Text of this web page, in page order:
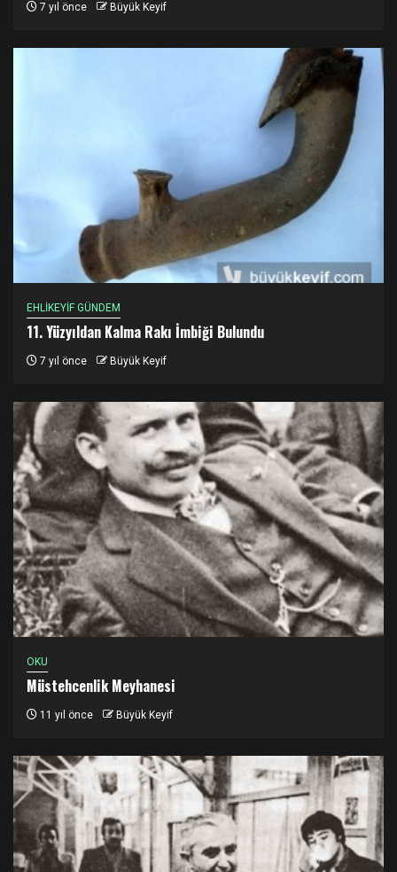
7 yıl önce Büyük Keyif
EHLİKEYİF GÜNDEM
11. Yüzyıldan Kalma Rakı İmbiği Bulundu
7 yıl önce Büyük Keyif
OKU
Müstehcenlik Meyhanesi
11 yıl önce Büyük Keyif